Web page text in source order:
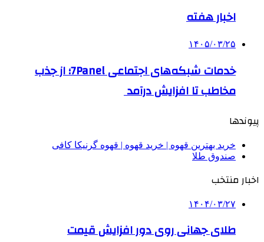
اخبار هفته
۱۴۰۵/۰۳/۲۵
خدمات شبکه‌های اجتماعی 7Panel؛ از جذب
مخاطب تا افزایش درآمد
پیوندها
خرید بهترین قهوه | خرید قهوه | قهوه گرنیکا کافی
صندوق طلا
اخبار منتخب
۱۴۰۴/۰۳/۲۷
طلای جهانی روی دور افزایش قیمت